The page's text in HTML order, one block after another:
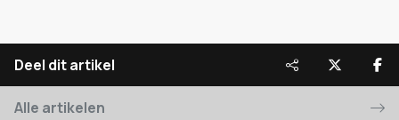
Deel dit artikel
Alle artikelen